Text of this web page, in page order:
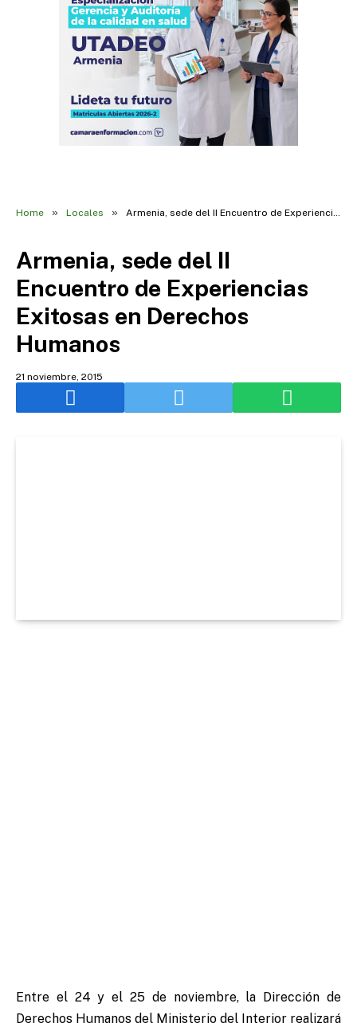
Home » Locales » Armenia, sede del II Encuentro de Experiencias Exitosas en Derechos Humanos
Armenia, sede del II
Encuentro de Experiencias
Exitosas en Derechos
Humanos
21 noviembre, 2015
Entre el 24 y el 25 de noviembre, la Dirección de
Derechos Humanos del Ministerio del Interior realizará